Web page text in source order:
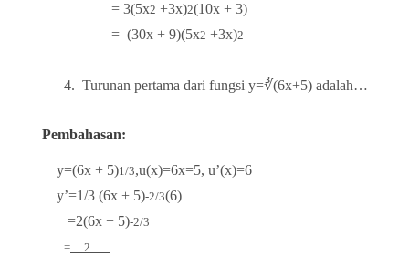
= 3(5x2 +3x)2(10x + 3)
= (30x + 9)(5x2 +3x)2
4. Turunan pertama dari fungsi y=∛(6x+5) adalah…
Pembahasan:
y=(6x + 5)1/3,u(x)=6x=5, u’(x)=6
y’=1/3 (6x + 5)-2/3(6)
=2(6x + 5)-2/3
= 2